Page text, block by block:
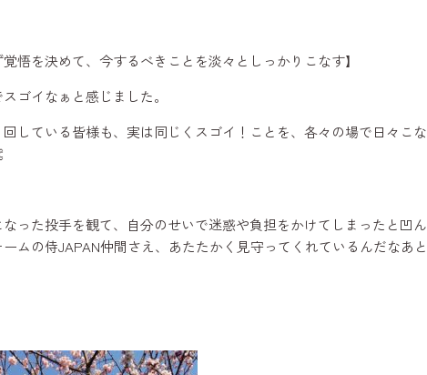
悟を決めて、今するべきことを淡々としっかりこなす】
ゴイなぁと感じました。
している皆様も、実は同じくスゴイ！ことを、各々の場で日々こ
った投手を観て、自分のせいで迷惑や負担をかけてしまったと凹
ムの侍JAPAN仲間さえ、あたたかく見守ってくれているんだなあ